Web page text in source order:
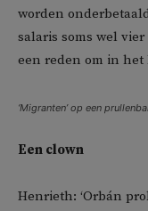
worden
salaris soms wel
een reden om in het
‘Migranten’ op een
Een clown
Henrieth: ‘Orbán